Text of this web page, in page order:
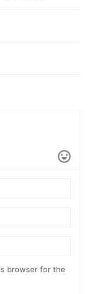
browser for the